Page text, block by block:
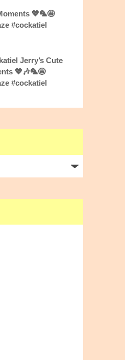
💖🦜🤩
#cockatiel
Jerry’s Cute
💖🎶🦜🤩
#cockatiel